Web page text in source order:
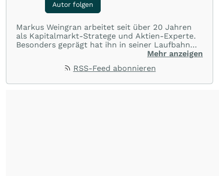
Autor folgen
Markus Weingran arbeitet seit über 20 Jahren
als Kapitalmarkt-Stratege und Aktien-Experte.
Besonders geprägt hat ihn in seiner Laufbahn
die langjährige Zusammenarbeit mit dem
Bernecker versucht in jeder Börsenphase, das
Mehr anzeigen
RSS-Feed abonnieren